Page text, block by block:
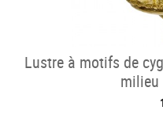
Lustre à motifs de
milieu